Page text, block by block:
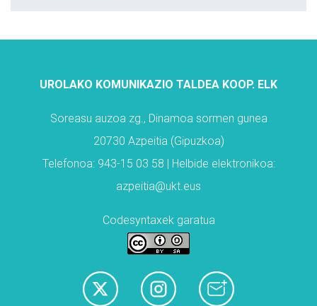
UROLAKO KOMUNIKAZIO TALDEA KOOP. ELK
Soreasu auzoa zg., Dinamoa sormen gunea
20730 Azpeitia (Gipuzkoa)
Telefonoa: 943-15 03 58 | Helbide elektronikoa:
azpeitia@ukt.eus
Codesyntaxek garatua